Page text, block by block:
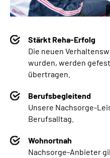
Stärkt Reha-Erfolg
Die neuen
wurden, werden
übertragen.
Berufsbegleitend
Unsere Nachsorge-
Berufsalltag.
Wohnortnah
Nachsorge-Anbieter